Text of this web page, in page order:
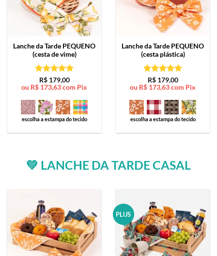
Lanche da Tarde PEQUENO
(cesta de vime)
Avaliação5
de 5
R$179,00
ou R$ 173,63com Pix
escolha a estampa do tecido
Lanche da Tarde PEQUENO
(cesta plástica)
Avaliação5
de 5
R$179,00
ou R$ 173,63com Pix
escolha a estampa do tecido
💚 LANCHE DA TARDE CASAL
PLUS